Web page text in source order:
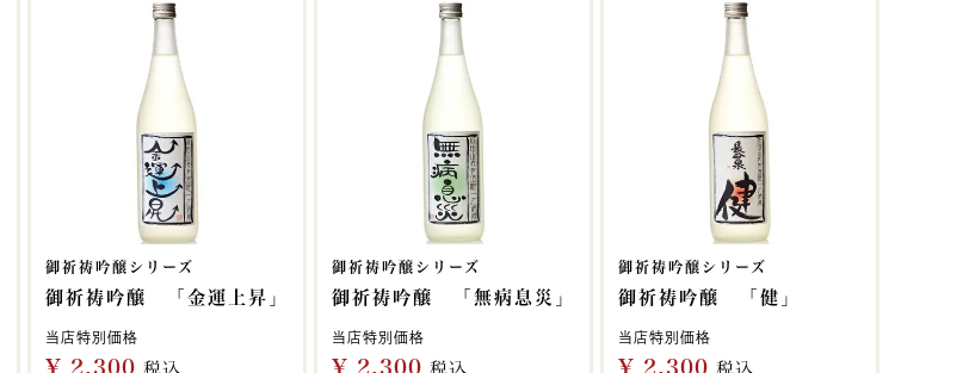
御祈祷吟醸シリーズ
御祈祷吟醸 「金運上昇」
当店特別価格
¥ 2,300 税込
御祈祷吟醸シリーズ
御祈祷吟醸 「無病息災」
当店特別価格
¥ 2,300 税込
御祈祷吟醸シリーズ
御祈祷吟醸 「健」
当店特別価格
¥ 2,300 税込